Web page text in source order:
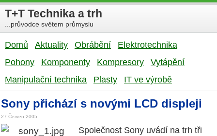
T+T Technika a trh
...průvodce světem průmyslu
Domů Aktuality Obrábění
Elektrotechnika
Pohony
Komponenty Kompresory
Vytápění
Manipulační technika
Plasty IT ve výrobě
Sony přichází s novými LCD displeji
27 Červen 2005
Společnost Sony uvádí na trh tři